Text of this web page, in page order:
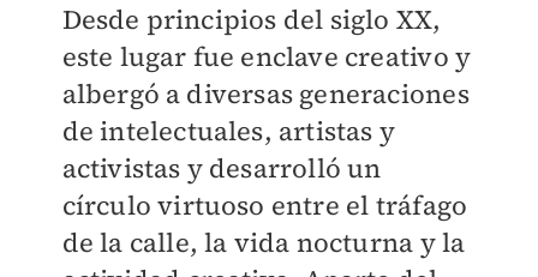
Desde principios del siglo XX,
este lugar fue enclave creativo y
albergó a diversas generaciones
de intelectuales, artistas y
activistas y desarrolló un
círculo virtuoso entre el tráfago
de la calle, la vida nocturna y la